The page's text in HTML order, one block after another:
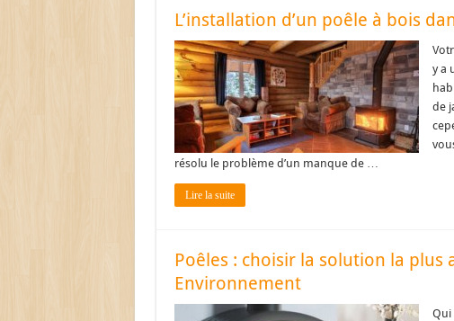
L’installation d’un poêle à bois
y a
de
résolu le problème d’un manque de …
Lire la suite
Poêles : choisir la solution la plus
Environnement
Qui